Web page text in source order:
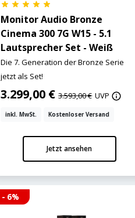
Monitor Audio Bronze
Cinema 300 7G W15 - 5.1
Lautsprecher Set - Weiß
Die 7. Generation der Bronze Serie
jetzt als Set!
3.299,00 €3.593,00 € UVP
inkl. MwSt. Kostenloser Versand
Jetzt ansehen
- 6%